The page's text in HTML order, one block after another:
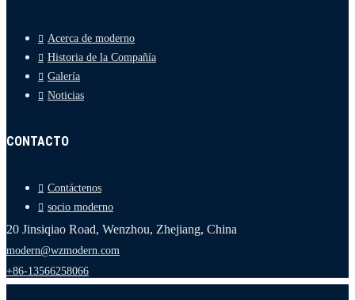
Acerca de moderno
Historia de la Compañía
Galería
Noticias
CONTACTO
Contáctenos
socio moderno
20 Jinsiqiao Road, Wenzhou, Zhejiang, China
modern@wzmodern.com
+86-13566258066